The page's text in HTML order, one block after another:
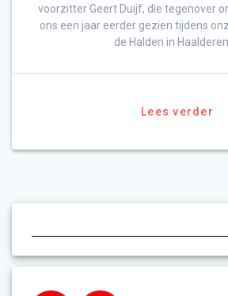
voorzitter Geert Duijf, die tegenover
ons een jaar eerder gezien tijdens
de Halden in Haalderen.
Lees verder